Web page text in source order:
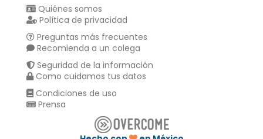
Quiénes somos
Política de privacidad
Preguntas más frecuentes
Recomienda a un colega
Seguridad de la información
Como cuidamos tus datos
Condiciones de uso
Prensa